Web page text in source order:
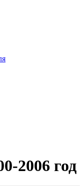
2006 год